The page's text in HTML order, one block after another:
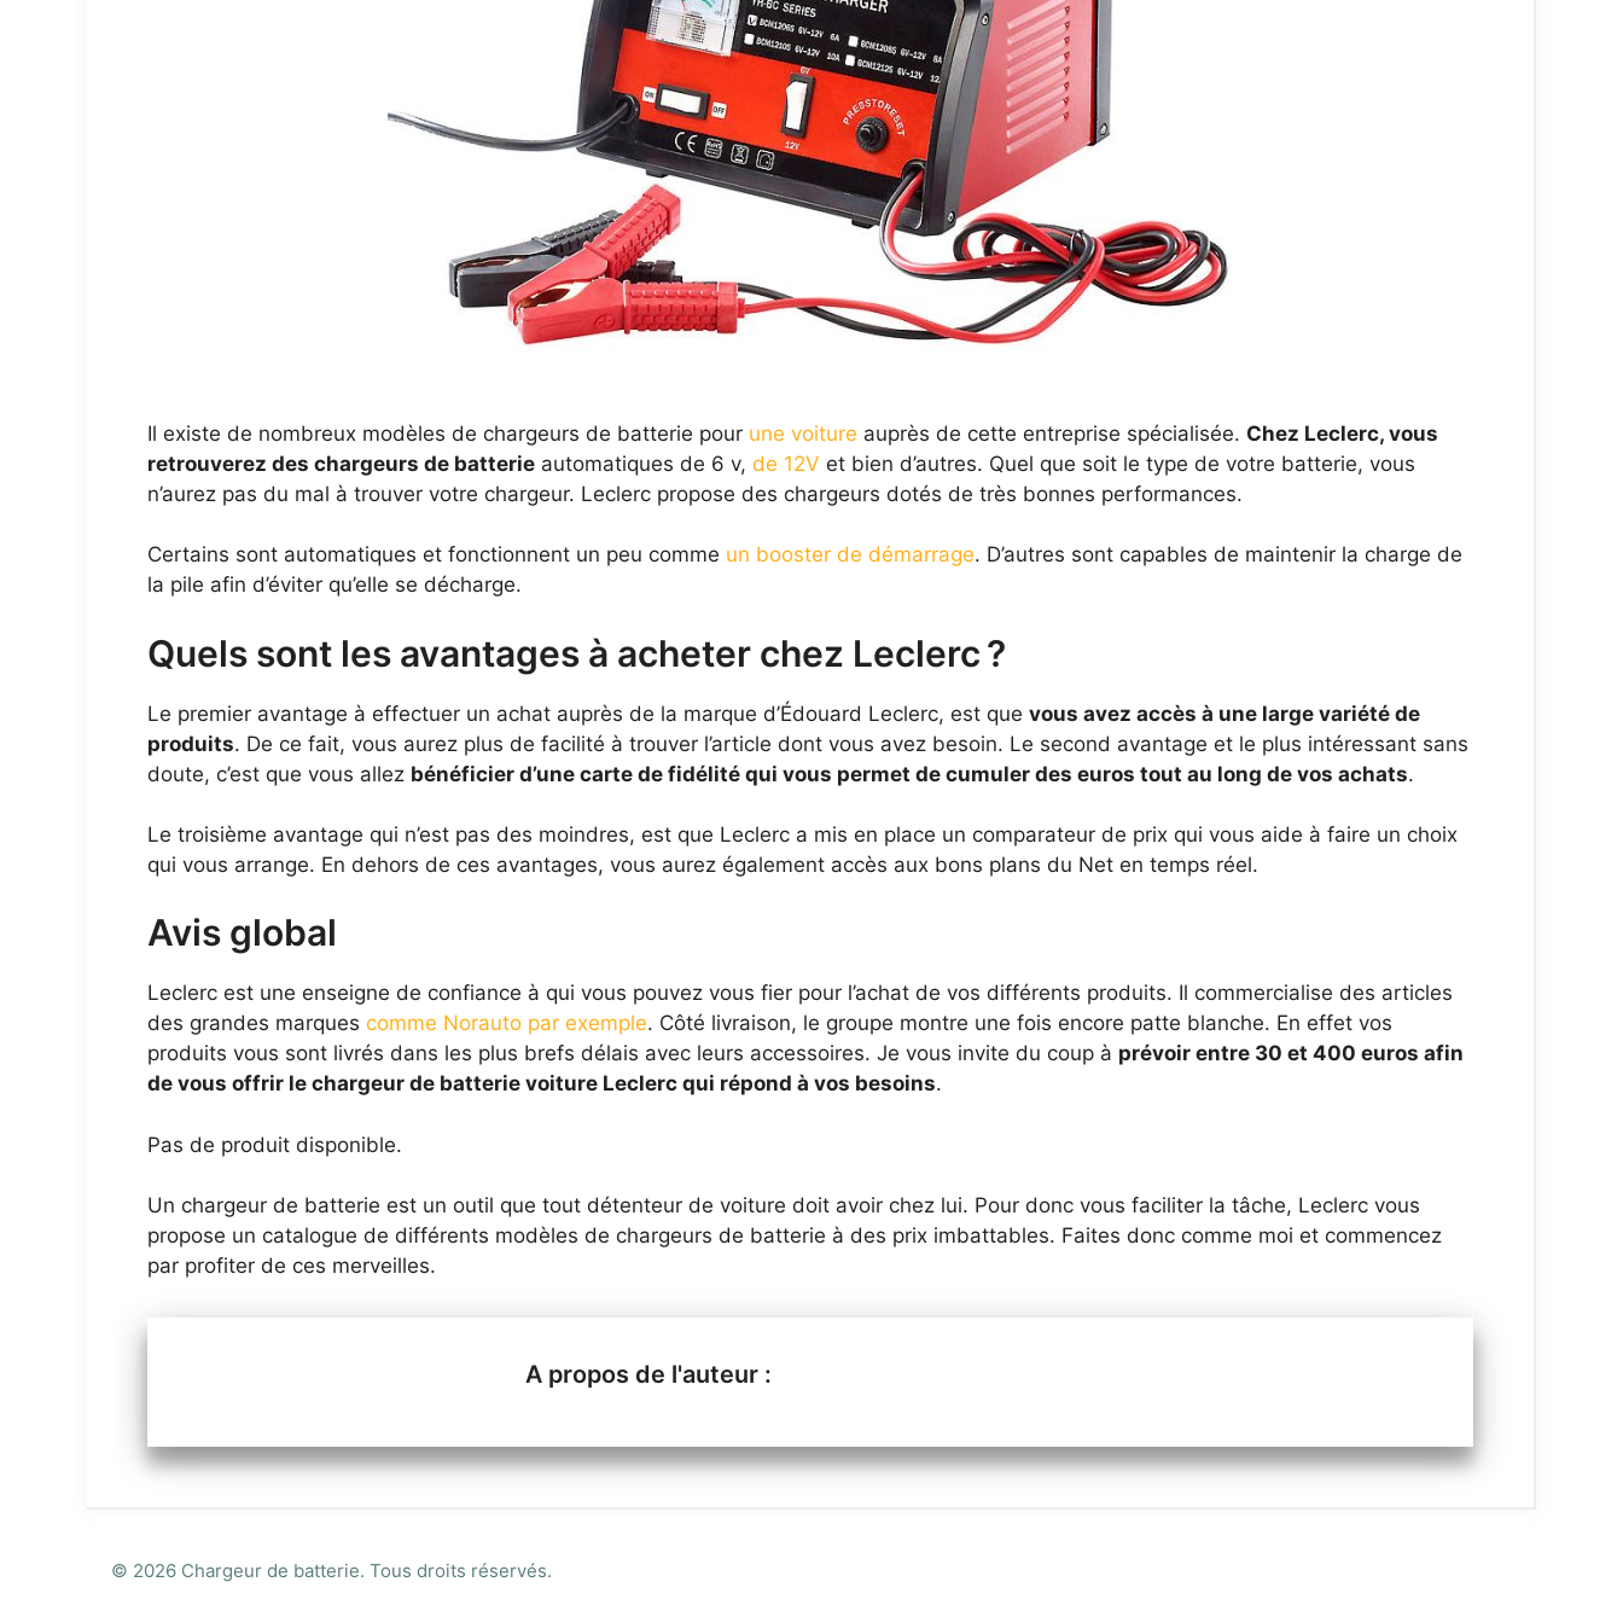
Il existe de nombreux modèles de chargeurs de batterie pour une voiture auprès de cette entreprise spécialisée. Chez Leclerc, vous
retrouverez des chargeurs de batterie automatiques de 6 v, de 12V et bien d’autres. Quel que soit le type de votre batterie, vous
n’aurez pas du mal à trouver votre chargeur. Leclerc propose des chargeurs dotés de très bonnes performances.
Certains sont automatiques et fonctionnent un peu comme un booster de démarrage. D’autres sont capables de maintenir la charge de
la pile afin d’éviter qu’elle se décharge.
Quels sont les avantages à acheter chez Leclerc ?
Le premier avantage à effectuer un achat auprès de la marque d’Édouard Leclerc, est que vous avez accès à une large variété de
produits. De ce fait, vous aurez plus de facilité à trouver l’article dont vous avez besoin. Le second avantage et le plus intéressant sans
doute, c’est que vous allez bénéficier d’une carte de fidélité qui vous permet de cumuler des euros tout au long de vos achats.
Le troisième avantage qui n’est pas des moindres, est que Leclerc a mis en place un comparateur de prix qui vous aide à faire un choix
qui vous arrange. En dehors de ces avantages, vous aurez également accès aux bons plans du Net en temps réel.
Avis global
Leclerc est une enseigne de confiance à qui vous pouvez vous fier pour l’achat de vos différents produits. Il commercialise des articles
des grandes marques comme Norauto par exemple. Côté livraison, le groupe montre une fois encore patte blanche. En effet vos
produits vous sont livrés dans les plus brefs délais avec leurs accessoires. Je vous invite du coup à prévoir entre 30 et 400 euros afin
de vous offrir le chargeur de batterie voiture Leclerc qui répond à vos besoins.
Pas de produit disponible.
Un chargeur de batterie est un outil que tout détenteur de voiture doit avoir chez lui. Pour donc vous faciliter la tâche, Leclerc vous
propose un catalogue de différents modèles de chargeurs de batterie à des prix imbattables. Faites donc comme moi et commencez
par profiter de ces merveilles.
© 2026 Chargeur de batterie. Tous droits réservés.